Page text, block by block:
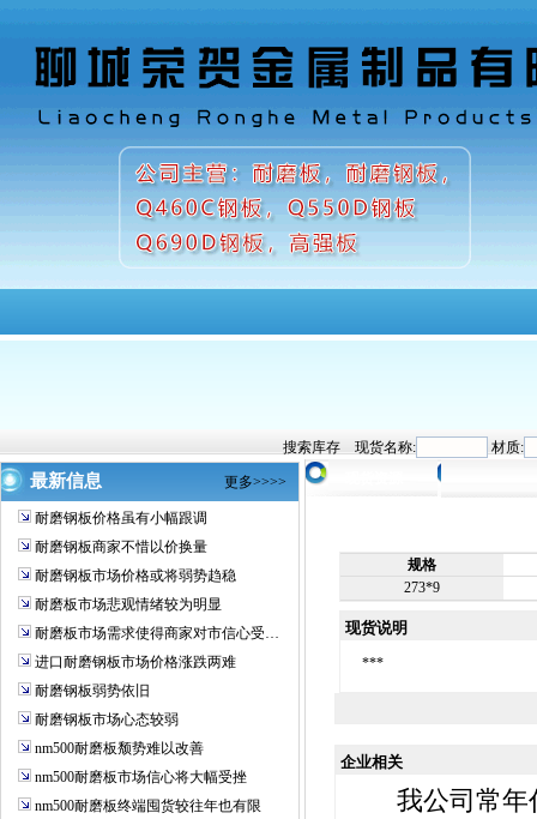
首页 关于我们 产品中心 现货资源 合金板行情
搜索库存 现货名称: 材质:
最新信息 更多>>>>
耐磨钢板价格虽有小幅跟调
耐磨钢板商家不惜以价换量
耐磨钢板市场价格或将弱势趋稳
耐磨板市场悲观情绪较为明显
耐磨板市场需求使得商家对市信心受…
进口耐磨钢板市场价格涨跌两难
耐磨钢板弱势依旧
耐磨钢板市场心态较弱
nm500耐磨板颓势难以改善
nm500耐磨板市场信心将大幅受挫
nm500耐磨板终端囤货较往年也有限
规格
273*9
现货说明
***
企业相关
我公司常年